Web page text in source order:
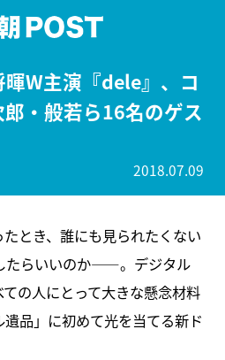
W主演『dele』、コ
・般若ら16名のゲス
2018.07.09
とき、誰にも見られたくない
たらいいのか――。デジタル
の人にとって大きな懸念材料
品」に初めて光を当てる新ド